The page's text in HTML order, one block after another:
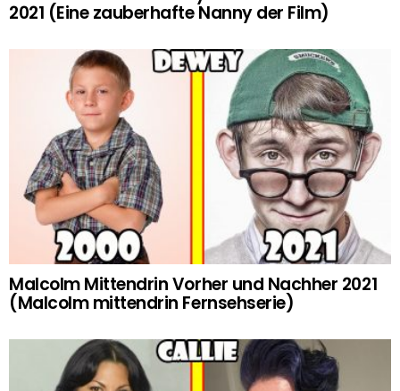
2021 (Eine zauberhafte Nanny der Film)
Malcolm Mittendrin Vorher und Nachher 2021
(Malcolm mittendrin Fernsehserie)